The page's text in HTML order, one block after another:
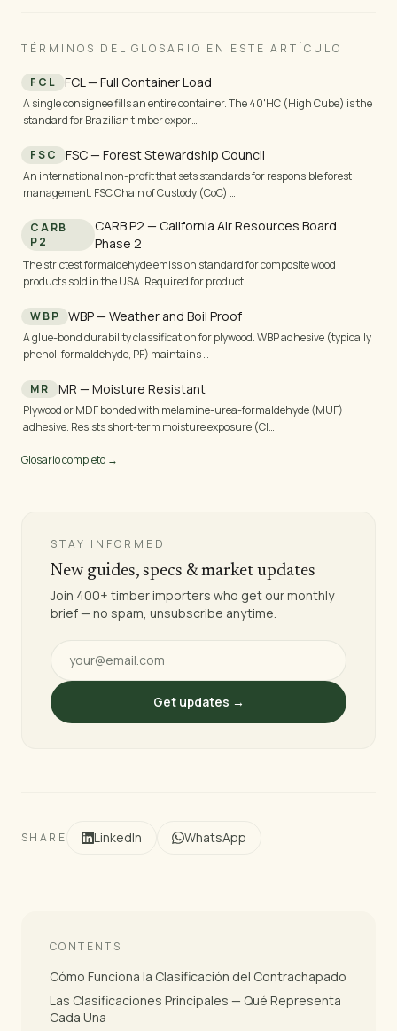
TÉRMINOS DEL GLOSARIO EN ESTE ARTÍCULO
FCL FCL — Full Container Load
A single consignee fills an entire container. The 40'HC (High Cube) is the
standard for Brazilian timber expor…
FSC FSC — Forest Stewardship Council
An international non-profit that sets standards for responsible forest
management. FSC Chain of Custody (CoC) …
CARB
P2
CARB P2 — California Air Resources Board
Phase 2
The strictest formaldehyde emission standard for composite wood
products sold in the USA. Required for product…
WBP WBP — Weather and Boil Proof
A glue-bond durability classification for plywood. WBP adhesive (typically
phenol-formaldehyde, PF) maintains …
MR MR — Moisture Resistant
Plywood or MDF bonded with melamine-urea-formaldehyde (MUF)
adhesive. Resists short-term moisture exposure (Cl…
Glosario completo →
STAY INFORMED
New guides, specs & market updates
Join 400+ timber importers who get our monthly
brief — no spam, unsubscribe anytime.
Get updates →
SHARE LinkedIn WhatsApp
CONTENTS
Cómo Funciona la Clasificación del Contrachapado
Las Clasificaciones Principales — Qué Representa
Cada Una